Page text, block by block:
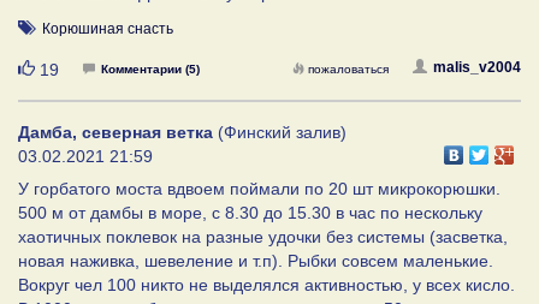
Корюшиная снасть
Нравится
19 Комментарии (5) malis_v2004
пожаловаться
Дамба, северная ветка (Финский залив)
03.02.2021 21:59
У горбатого моста вдвоем поймали по 20 шт микрокорюшки.
500 м от дамбы в море, с 8.30 до 15.30 в час по нескольку
хаотичных поклевок на разные удочки без системы (засветка,
новая наживка, шевеление и т.п). Рыбки совсем маленькие.
Вокруг чел 100 никто не выделялся активностью, у всех кисло.